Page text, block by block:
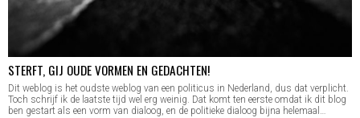
STERFT, GIJ OUDE VORMEN EN GEDACHTEN!
Dit weblog is het oudste weblog van een politicus in Nederland, dus dat verplicht.
Toch schrijf ik de laatste tijd wel erg weinig. Dat komt ten eerste omdat ik dit blog
ben gestart als een vorm van dialoog, en de politieke dialoog bijna helemaal…